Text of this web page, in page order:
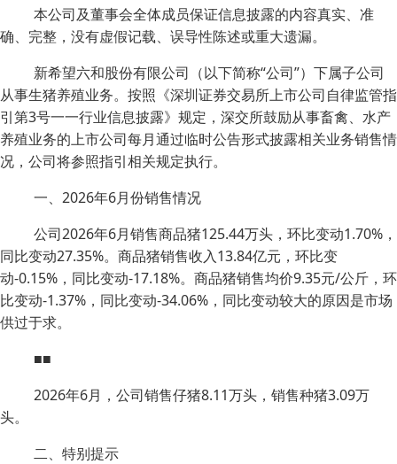
本公司及董事会全体成员保证信息披露的内容真实、准
确、完整，没有虚假记载、误导性陈述或重大遗漏。
新希望六和股份有限公司（以下简称“公司”）下属子公司
从事生猪养殖业务。按照《深圳证券交易所上市公司自律监管指
引第3号一一行业信息披露》规定，深交所鼓励从事畜禽、水产
养殖业务的上市公司每月通过临时公告形式披露相关业务销售情
况，公司将参照指引相关规定执行。
一、2026年6月份销售情况
公司2026年6月销售商品猪125.44万头，环比变动1.70%，
同比变动27.35%。商品猪销售收入13.84亿元，环比变
动-0.15%，同比变动-17.18%。商品猪销售均价9.35元/公斤，环
比变动-1.37%，同比变动-34.06%，同比变动较大的原因是市场
供过于求。
■■
2026年6月，公司销售仔猪8.11万头，销售种猪3.09万
头。
二、特别提示